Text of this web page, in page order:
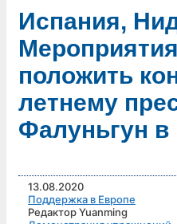
Испания,
положить
летнему
Фалуньгун в
13.08.2020
Поддержка в Европе
Редактор Yuanming